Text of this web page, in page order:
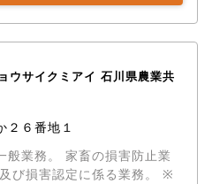
ウサイクミアイ 石川県農業共
２６番地１
の損害防止業